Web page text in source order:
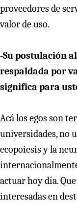
proveedores de
valor de uso.
-Su postulación
respaldada por
significa para
Acá los egos son
universidades, no
ecopoiesis y la
actuar hoy día.
interesadas en